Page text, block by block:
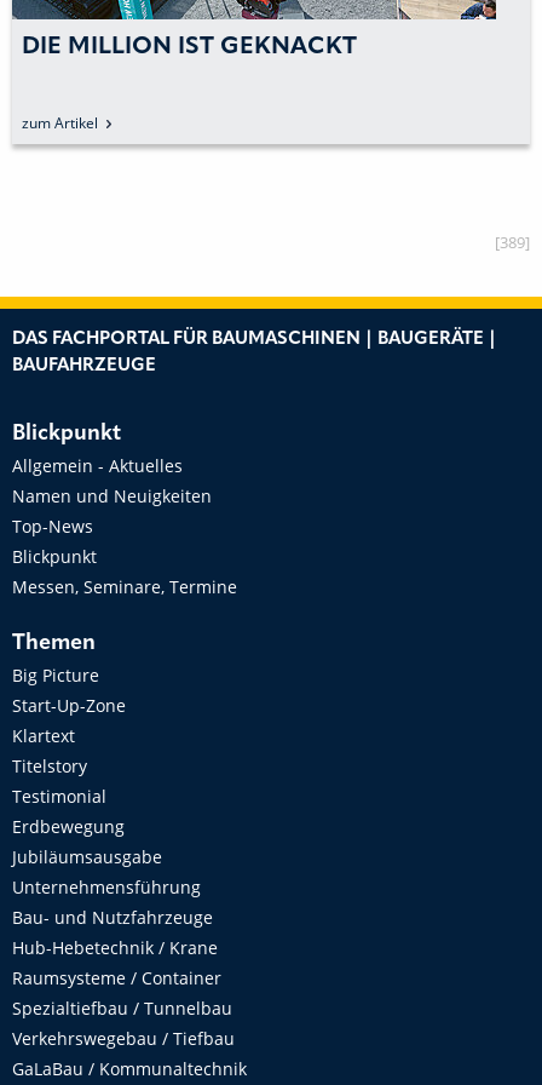
DIE MILLION IST GEKNACKT
zum Artikel
[389]
DAS FACHPORTAL FÜR BAUMASCHINEN | BAUGERÄTE |
BAUFAHRZEUGE
Blickpunkt
Allgemein - Aktuelles
Namen und Neuigkeiten
Top-News
Blickpunkt
Messen, Seminare, Termine
Themen
Big Picture
Start-Up-Zone
Klartext
Titelstory
Testimonial
Erdbewegung
Jubiläumsausgabe
Unternehmensführung
Bau- und Nutzfahrzeuge
Hub-Hebetechnik / Krane
Raumsysteme / Container
Spezialtiefbau / Tunnelbau
Verkehrswegebau / Tiefbau
GaLaBau / Kommunaltechnik